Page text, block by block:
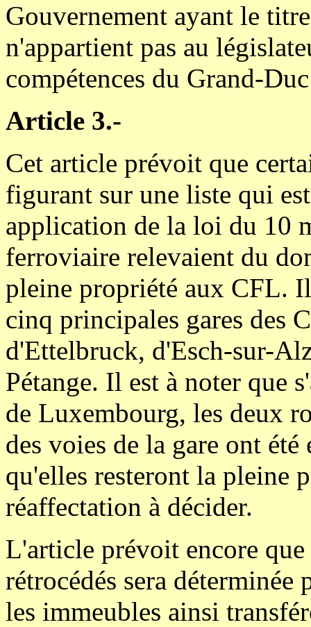
Gouvernement ayant le
n'appartient pas au
compétences du Grand-
Article 3.-
Cet article prévoit que
figurant sur une liste qui
application de la loi du 10
ferroviaire relevaient du
pleine propriété aux CFL.
cinq principales gares des
d'Ettelbruck, d'Esch-sur-
Pétange. Il est à noter que
de Luxembourg, les deux
des voies de la gare ont
qu'elles resteront la pleine
réaffectation à décider.
L'article prévoit encore
rétrocédés sera
les immeubles ainsi